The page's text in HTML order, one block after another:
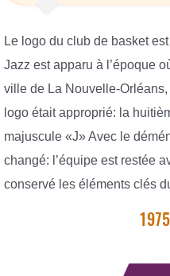
Le logo du club de basket
Jazz est apparu à l’époque
ville de La Nouvelle-
logo était approprié: la
majuscule «J» Avec le
changé: l’équipe est restée
conservé les éléments clés